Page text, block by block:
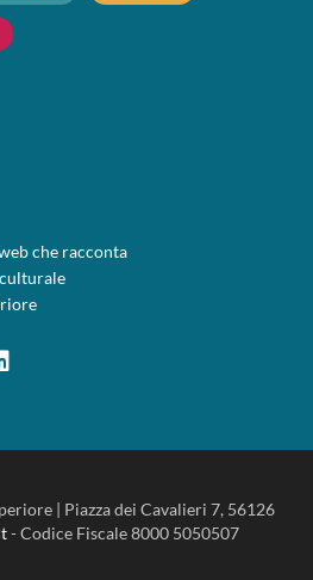
che racconta
| Piazza dei Cavalieri 7, 56126
- Codice Fiscale 8000 5050507